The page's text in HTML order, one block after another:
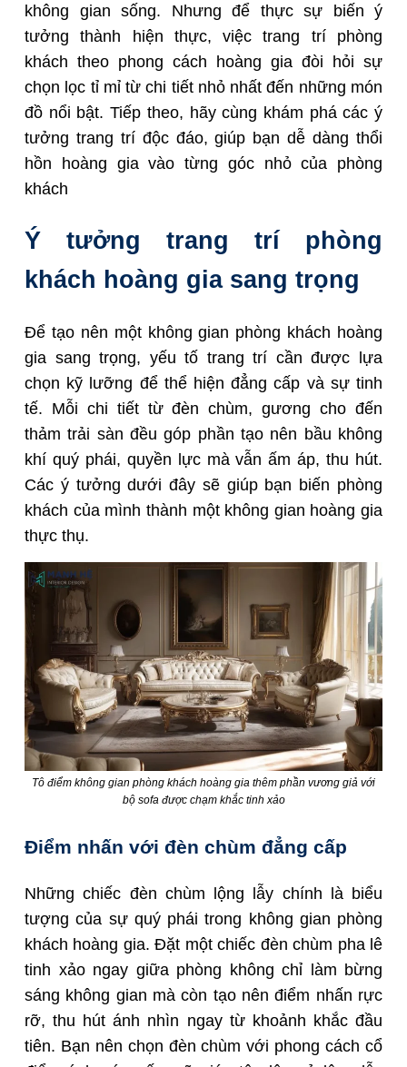
không gian sống. Nhưng để thực sự biến ý
tưởng thành hiện thực, việc trang trí phòng
khách theo phong cách hoàng gia đòi hỏi sự
chọn lọc tỉ mỉ từ chi tiết nhỏ nhất đến những món
đồ nổi bật. Tiếp theo, hãy cùng khám phá các ý
tưởng trang trí độc đáo, giúp bạn dễ dàng thổi
hồn hoàng gia vào từng góc nhỏ của phòng
khách
Ý tưởng trang trí phòng
khách hoàng gia sang trọng
Để tạo nên một không gian phòng khách hoàng
gia sang trọng, yếu tố trang trí cần được lựa
chọn kỹ lưỡng để thể hiện đẳng cấp và sự tinh
tế. Mỗi chi tiết từ đèn chùm, gương cho đến
thảm trải sàn đều góp phần tạo nên bầu không
khí quý phái, quyền lực mà vẫn ấm áp, thu hút.
Các ý tưởng dưới đây sẽ giúp bạn biến phòng
khách của mình thành một không gian hoàng gia
thực thụ.
Tô điểm không gian phòng khách hoàng gia thêm phần vương giả với
bộ sofa được chạm khắc tinh xảo
Điểm nhấn với đèn chùm đẳng cấp
Những chiếc đèn chùm lộng lẫy chính là biểu
tượng của sự quý phái trong không gian phòng
khách hoàng gia. Đặt một chiếc đèn chùm pha lê
tinh xảo ngay giữa phòng không chỉ làm bừng
sáng không gian mà còn tạo nên điểm nhấn rực
rỡ, thu hút ánh nhìn ngay từ khoảnh khắc đầu
tiên. Bạn nên chọn đèn chùm với phong cách cổ